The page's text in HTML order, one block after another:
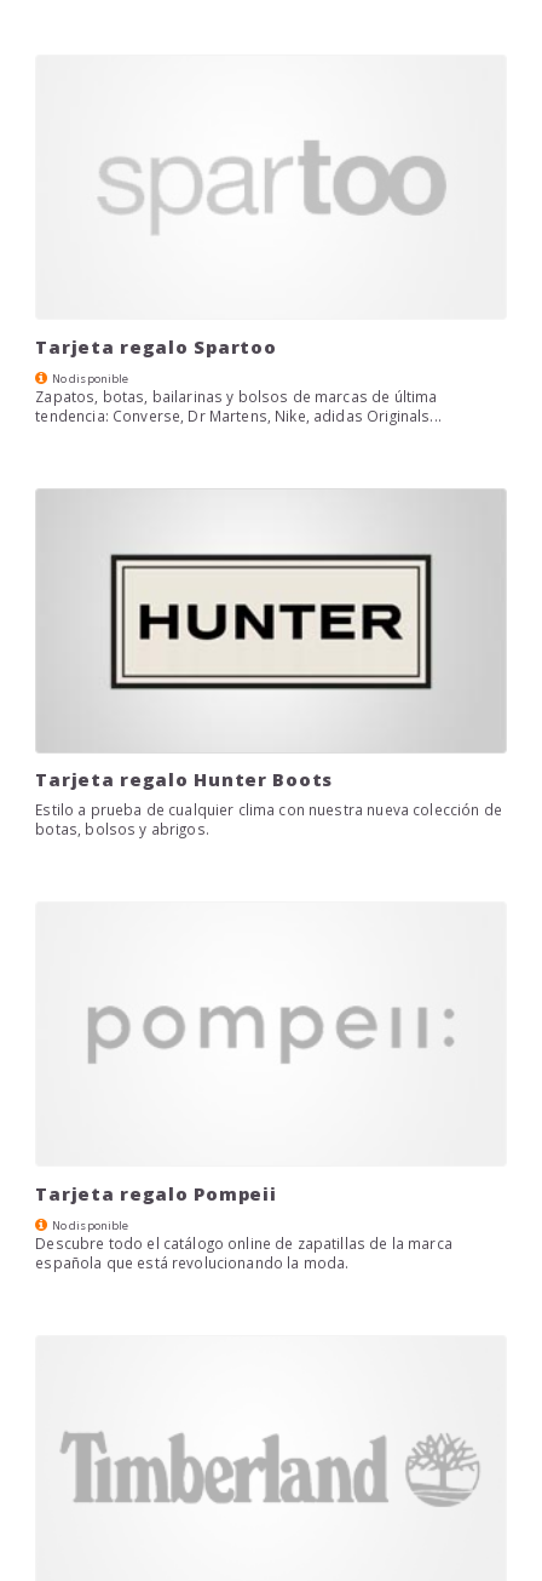
Tarjeta regalo Spartoo
No disponible
Zapatos, botas, bailarinas y bolsos de marcas de última
tendencia: Converse, Dr Martens, Nike, adidas Originals...
Tarjeta regalo Hunter Boots
Estilo a prueba de cualquier clima con nuestra nueva colección de
botas, bolsos y abrigos.
Tarjeta regalo Pompeii
No disponible
Descubre todo el catálogo online de zapatillas de la marca
española que está revolucionando la moda.